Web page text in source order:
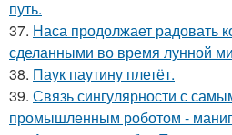
путь.
37. Наса продолжает радовать
сделанными во время лунной
38. Паук паутину плетёт.
39. Связь сингулярности с
промышленным роботом -